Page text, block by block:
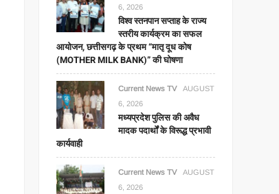
6, 2026
विश्व स्तनपान सप्ताह के राज्य
स्तरीय कार्यक्रम का सफल
आयोजन, छत्तीसगढ़ के प्रथम “मातृ दूध कोष
(MOTHER MILK BANK)” की घोषणा
Current News TV
AUGUST
6, 2026
मध्यप्रदेश पुलिस की अवैध
मादक पदार्थों के विरूद्ध प्रभावी
कार्यवाही
Current News TV
AUGUST
6, 2026